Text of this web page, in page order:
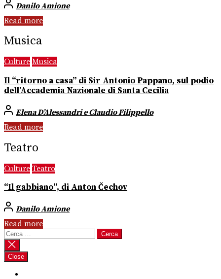
Danilo Amione
Read more
Musica
Culture Musica
Il “ritorno a casa” di Sir Antonio Pappano, sul podio
dell’Accademia Nazionale di Santa Cecilia
Elena D’Alessandri e Claudio Filippello
Read more
Teatro
Culture Teatro
“Il gabbiano”, di Anton Čechov
Danilo Amione
Read more
Ricerca
per:
Close